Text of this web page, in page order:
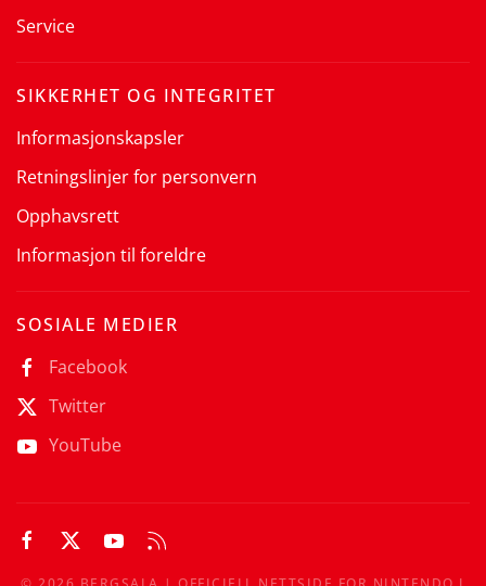
Service
SIKKERHET OG INTEGRITET
Informasjonskapsler
Retningslinjer for personvern
Opphavsrett
Informasjon til foreldre
SOSIALE MEDIER
Facebook
Twitter
YouTube